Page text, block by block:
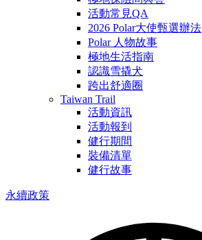
活動常見QA
2026 Polar大使甄選辦法
Polar 人物故事
極地生活指南
認識雪撬犬
跨出舒適圈
Taiwan Trail
活動資訊
活動報到
健行期間
裝備清單
健行故事
永續政策